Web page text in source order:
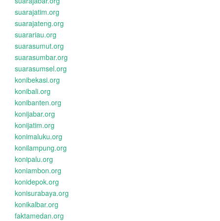
suarajatim.org
suarajateng.org
suarariau.org
suarasumut.org
suarasumbar.org
suarasumsel.org
konibekasi.org
konibali.org
konibanten.org
konijabar.org
konijatim.org
konimaluku.org
konilampung.org
konipalu.org
koniambon.org
konidepok.org
konisurabaya.org
konikalbar.org
faktamedan.org